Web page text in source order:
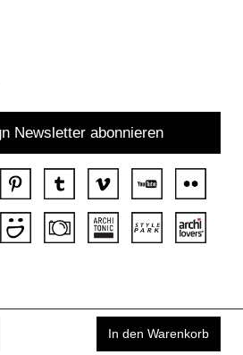
In den Warenkorb
Newsletter abonnieren
Rechte vorbehalten.